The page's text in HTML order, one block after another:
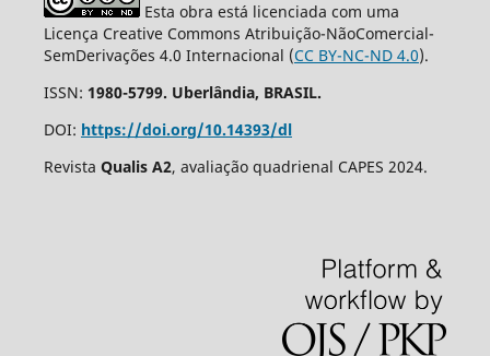
Esta obra está licenciada com uma
Licença Creative Commons Atribuição-NãoComercial-
SemDerivações 4.0 Internacional (CC BY-NC-ND 4.0).
ISSN: 1980-5799. Uberlândia, BRASIL.
DOI: https://doi.org/10.14393/dl
Revista Qualis A2, avaliação quadrienal CAPES 2024.